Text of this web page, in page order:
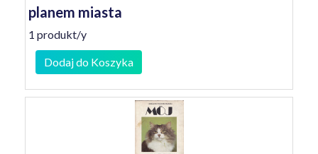
planem miasta
1 produkt/y
Dodaj do Koszyka